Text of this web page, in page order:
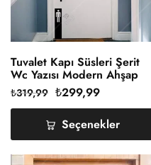
Tuvalet Kapı Süsleri Şerit
Wc Yazısı Modern Ahşap
₺319,99 ₺299,99
Seçenekler